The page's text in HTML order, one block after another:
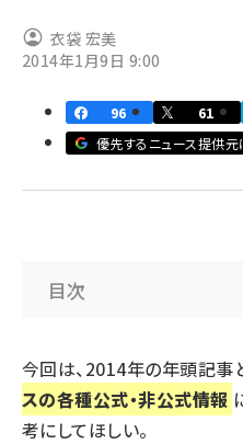
衣袋 宏美
2014年1月9日 9:00
96 61
優先するニュース提供元
目次
今回は、2014年の年頭記事
スの各種公式・非公式情報
考にしてほしい。